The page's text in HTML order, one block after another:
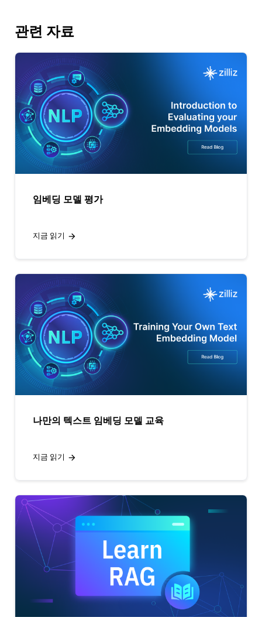
관련 자료
임베딩 모델 평가
지금 읽기
나만의 텍스트 임베딩 모델 교육
지금 읽기